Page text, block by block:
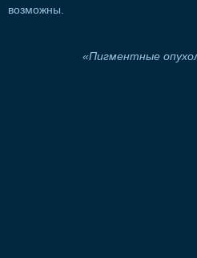
возможны.
«Пигментные